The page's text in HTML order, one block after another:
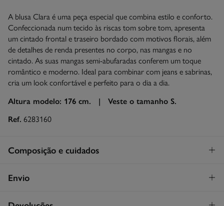
A blusa Clara é uma peça especial que combina estilo e conforto.
Confeccionada num tecido às riscas tom sobre tom, apresenta
um cintado frontal e traseiro bordado com motivos florais, além
de detalhes de renda presentes no corpo, nas mangas e no
cintado. As suas mangas semi-abufaradas conferem um toque
romântico e moderno. Ideal para combinar com jeans e sabrinas,
cria um look confortável e perfeito para o dia a dia.
Altura modelo: 176 cm. | Veste o tamanho S.
Ref. 6283160
Composição e cuidados
Composição
Envio
STANDARD